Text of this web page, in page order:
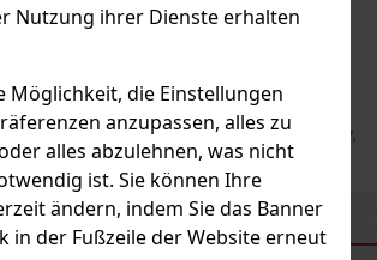
Nutzung ihrer Dienste erhalten
Möglichkeit, die Einstellungen
anzupassen, alles zu
alles abzulehnen, was nicht
ist. Sie können Ihre
ändern, indem Sie das Banner
in der Fußzeile der Website erneut
erhalten. Dreimal gewann sie
Champions, also den Gesamtsieg
„Branntwein des Jahres“.
: Palírna Radlík - APROS
83/10, 120 00 Praha 2 - Vinohrady,
PRODUKTE